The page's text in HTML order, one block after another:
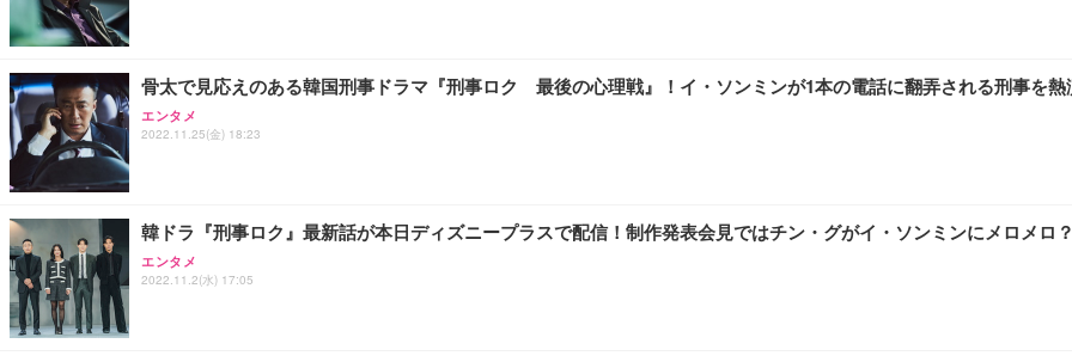
骨太で見応えのある韓国刑事ドラマ『刑事ロク 最後の心理戦』！イ・ソンミンが1本の電話に翻弄される刑事を熱
エンタメ
2022.11.25(金) 18:23
韓ドラ『刑事ロク』最新話が本日ディズニープラスで配信！制作発表会見ではチン・グがイ・ソンミンにメロメロ
エンタメ
2022.11.2(水) 17:05